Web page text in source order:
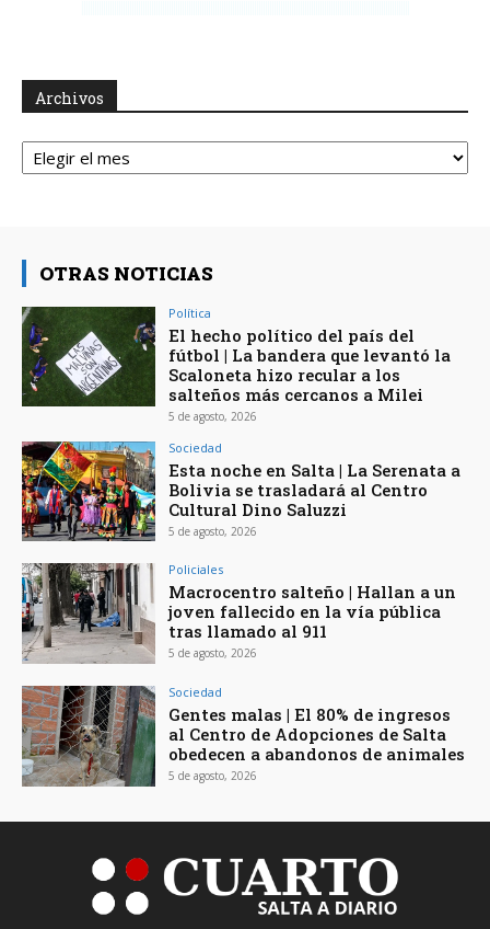
Archivos
Archivos
OTRAS NOTICIAS
Política
El hecho político del país del
fútbol | La bandera que levantó la
Scaloneta hizo recular a los
salteños más cercanos a Milei
5 de agosto, 2026
Sociedad
Esta noche en Salta | La Serenata a
Bolivia se trasladará al Centro
Cultural Dino Saluzzi
5 de agosto, 2026
Policiales
Macrocentro salteño | Hallan a un
joven fallecido en la vía pública
tras llamado al 911
5 de agosto, 2026
Sociedad
Gentes malas | El 80% de ingresos
al Centro de Adopciones de Salta
obedecen a abandonos de animales
5 de agosto, 2026